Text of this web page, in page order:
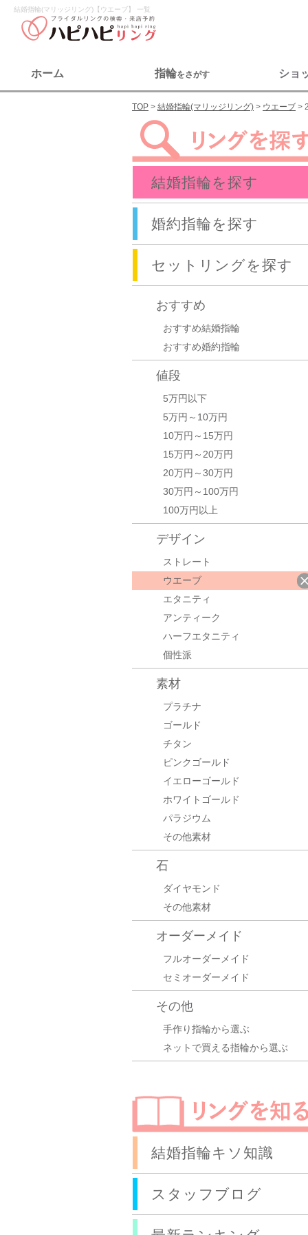
結婚指輪(マリッジリング)【ウエーブ】 一覧
ホーム 指輪をさがす ショ
TOP 結婚指輪(マリッジリング) ウエーブ
結婚指輪を探す
婚約指輪を探す
セットリングを探す
おすすめ
おすすめ結婚指輪
おすすめ婚約指輪
値段
5万円以下
5万円～10万円
10万円～15万円
15万円～20万円
20万円～30万円
30万円～100万円
100万円以上
デザイン
ストレート
ウエーブ
エタニティ
アンティーク
ハーフエタニティ
個性派
素材
プラチナ
ゴールド
チタン
ピンクゴールド
イエローゴールド
ホワイトゴールド
パラジウム
その他素材
石
ダイヤモンド
その他素材
オーダーメイド
フルオーダーメイド
セミオーダーメイド
その他
手作り指輪から選ぶ
ネットで買える指輪から選ぶ
結婚指輪キソ知識
スタッフブログ